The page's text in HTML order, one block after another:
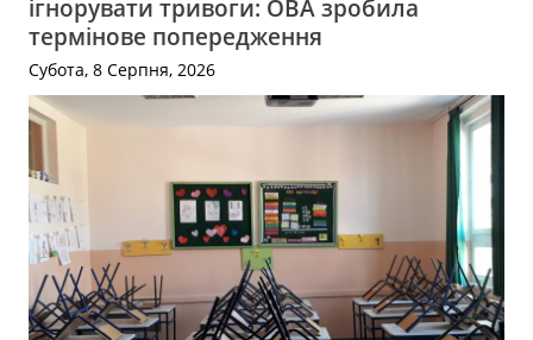
ігнорувати тривоги: ОВА зробила
термінове попередження
Субота, 8 Серпня, 2026